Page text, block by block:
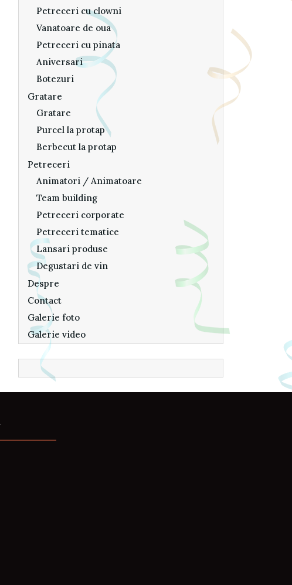
Petreceri cu clowni
Vanatoare de oua
Petreceri cu pinata
Aniversari
Botezuri
Gratare
Gratare
Purcel la protap
Berbecut la protap
Petreceri
Animatori / Animatoare
Team building
Petreceri corporate
Petreceri tematice
Lansari produse
Degustari de vin
Despre
Contact
Galerie foto
Galerie video